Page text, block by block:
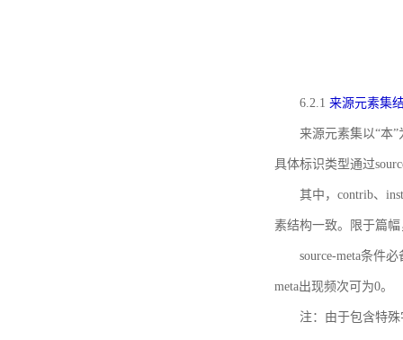
6.2.1 来源元素集
来源元素集以“本
具体标识类型通过
其中，contrib、
素结构一致。限于篇
source-meta条件
meta出现频次可为0。
注：由于包含特殊